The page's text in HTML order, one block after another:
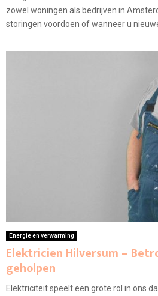
zowel woningen als bedrijven in
storingen voordoen of wanneer u
Energie en verwarming
Elektricien Hilversum –
geholpen
Elektriciteit speelt een grote rol in ons